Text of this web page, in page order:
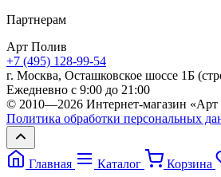
Партнерам
Арт Полив
+7 (495) 128-99-54
г. Москва, Осташковское шоссе 1Б
Ежедневно с 9:00 до 21:00
© 2010—2026 Интернет-магазин
Политика обработки персональных
Главная Каталог Корзина